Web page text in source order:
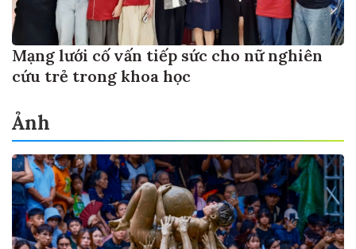
Mạng lưới cố vấn tiếp sức cho nữ nghiên
cứu trẻ trong khoa học
Ảnh